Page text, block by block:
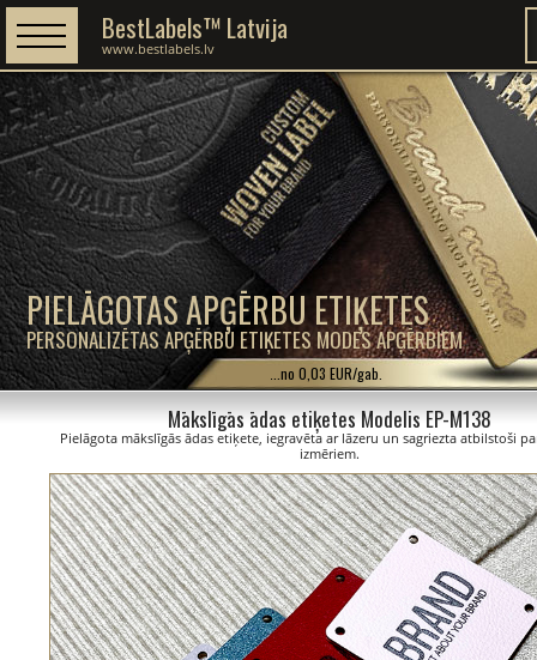
PIELĀGOTAS APĢĒRBU ETIĶETES
PERSONALIZĒTAS APĢĒRBU ETIĶETES MODES APĢĒRBIEM
BestLabels™ Latvija
www.bestlabels.lv
...no 0,03 EUR/gab.
Mākslīgās ādas etiķetes Modelis EP-M138
Pielāgota mākslīgās ādas etiķete, iegravēta ar lāzeru un sagriezta atbilstoši
izmēriem.